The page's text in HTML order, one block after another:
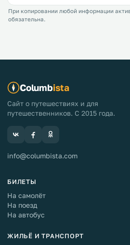
При копировании любой информации
обязательна.
Columbista
Сайт о путешествиях и для
путешественников. С 2015 года.
info@columbista.com
БИЛЕТЫ
На самолёт
На поезд
На автобус
ЖИЛЬЁ И ТРАНСПОРТ